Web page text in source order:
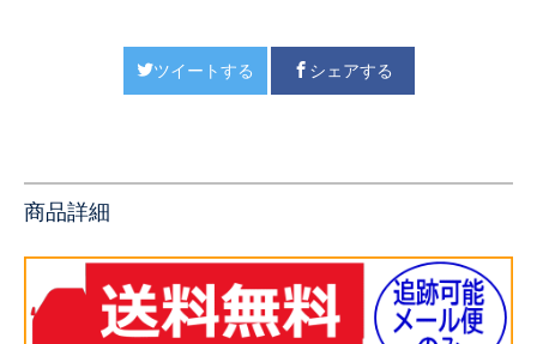
ツイートする シェアする
商品詳細